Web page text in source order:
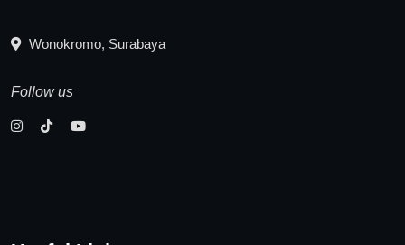
Wonokromo, Surabaya
Follow us